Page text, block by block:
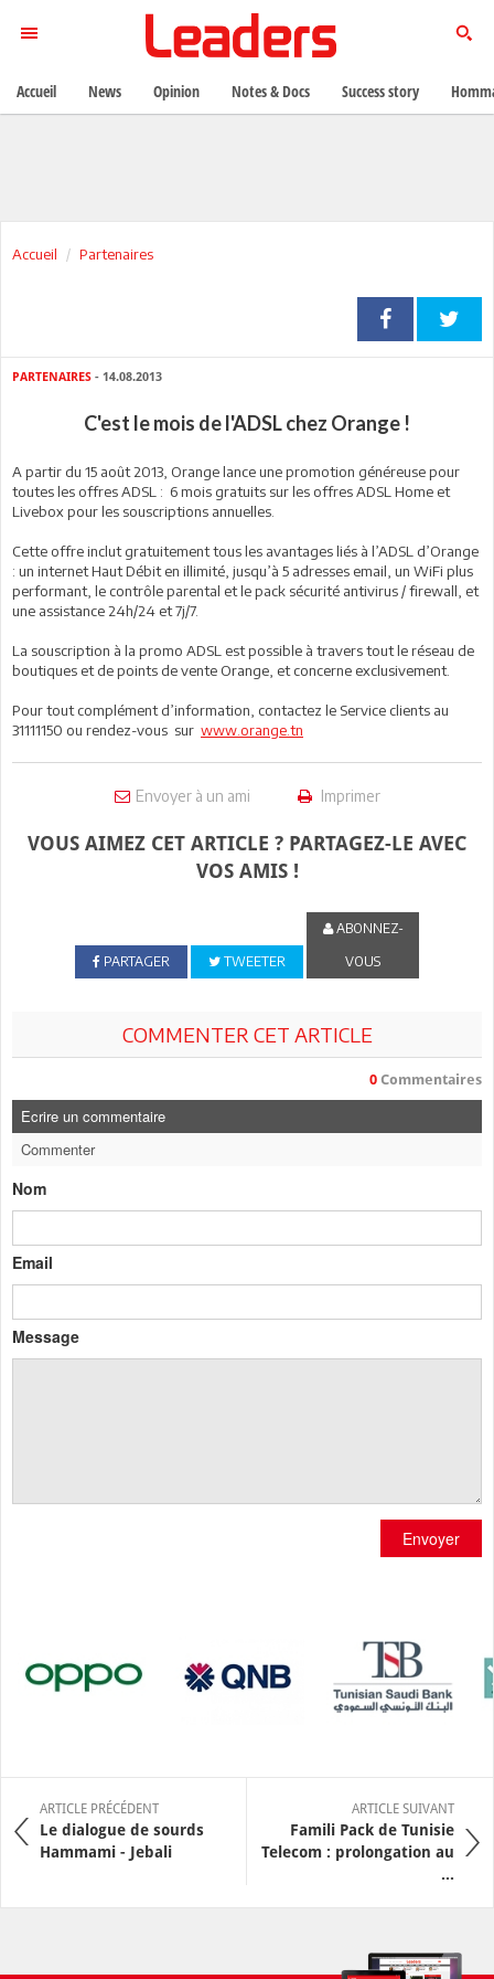
Accueil Partenaires
PARTENAIRES - 14.08.2013
C'est le mois de l'ADSL chez Orange !
A partir du 15 août 2013, Orange lance une promotion généreuse pour
toutes les offres ADSL : 6 mois gratuits sur les offres ADSL Home et
Livebox pour les souscriptions annuelles.
Cette offre inclut gratuitement tous les avantages liés à l’ADSL d’Orange
: un internet Haut Débit en illimité, jusqu’à 5 adresses email, un WiFi plus
performant, le contrôle parental et le pack sécurité antivirus / firewall, et
une assistance 24h/24 et 7j/7.
La souscription à la promo ADSL est possible à travers tout le réseau de
boutiques et de points de vente Orange, et concerne exclusivement.
Pour tout complément d’information, contactez le Service clients au
31111150 ou rendez-vous sur www.orange.tn
Envoyer à un ami Imprimer
VOUS AIMEZ CET ARTICLE ? PARTAGEZ-LE AVEC
VOS AMIS !
PARTAGER TWEETER
ABONNEZ-
VOUS
COMMENTER CET ARTICLE
0 Commentaires
Ecrire un commentaire
Commenter
Nom
Email
Message
Envoyer
ARTICLE PRÉCÉDENT
Le dialogue de sourds
Hammami - Jebali
ARTICLE SUIVANT
Famili Pack de Tunisie
Telecom : prolongation au
...
Accueil News Opinion Notes & Docs Success story